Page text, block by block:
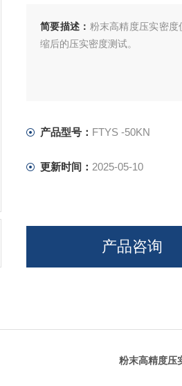
简要描述： 粉末高精度压实密
缩后的压实密度测试。
产品型号： FTYS -50KN
更新时间： 2025-05-10
产品咨询
粉末高精度压